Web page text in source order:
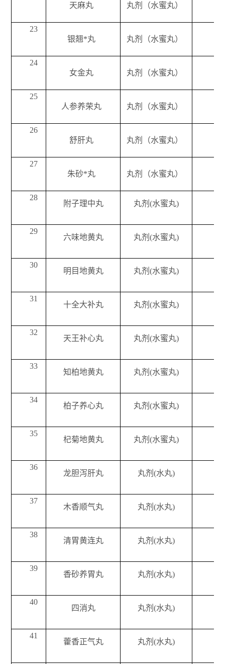
天麻丸
丸剂（水蜜丸）
23
银翘*丸
丸剂（水蜜丸）
24
女金丸
丸剂（水蜜丸）
25
人参养荣丸
丸剂（水蜜丸）
26
舒肝丸
丸剂（水蜜丸）
27
朱砂*丸
丸剂（水蜜丸）
28
附子理中丸 丸剂(水蜜丸)
29
六味地黄丸 丸剂(水蜜丸)
30
明目地黄丸 丸剂(水蜜丸)
31
十全大补丸 丸剂(水蜜丸)
32
天王补心丸 丸剂(水蜜丸)
33
知柏地黄丸 丸剂(水蜜丸)
34
柏子养心丸 丸剂(水蜜丸)
35
杞菊地黄丸 丸剂(水蜜丸)
36
龙胆泻肝丸 丸剂(水丸)
37
木香顺气丸 丸剂(水丸)
38
清胃黄连丸 丸剂(水丸)
39
香砂养胃丸 丸剂(水丸)
40
四消丸 丸剂(水丸)
41
藿香正气丸 丸剂(水丸)